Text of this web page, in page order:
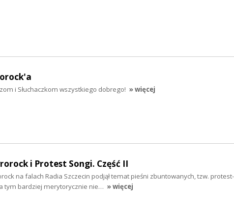
i Słuchaczkom wszystkiego dobrego! » więcej
i Protest Songi. Część II
na falach Radia Szczecin podjął temat pieśni zbuntowanych, tzw.
tym bardziej merytorycznie nie… » więcej